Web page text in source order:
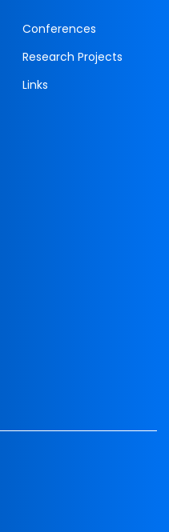
Conferences
Research Projects
Links